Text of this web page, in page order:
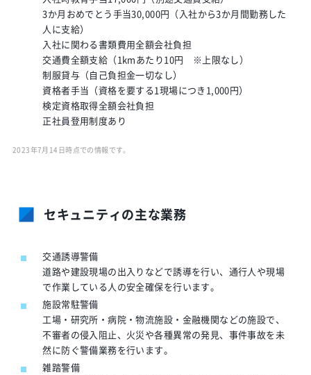
3か月おめでとう手当30,000円（入社から3か月間勤務した
人に支給）
入社に関わる書類費用全額会社負担
交通費全額支給（1kmあたり10円 ※上限なし）
制服貸与（自己負担金一切なし）
資格者手当（資格を要する1現場につき1,000円）
検定資格取得全額会社負担
正社員登用制度あり
2023年7月14日時点での情報です。
セキュニティの主な業務
交通誘導警備
道路や建設現場の出入りなどで誘導を行い、通行人や現場
で作業している人の安全確保を行います。
施設常駐警備
工場・研究所・病院・物流施設・金融機関などの施設で、
不審者の侵入阻止、火災や各種異常の発見、事件事故を未
然に防ぐ警備業務を行います。
雑踏警備